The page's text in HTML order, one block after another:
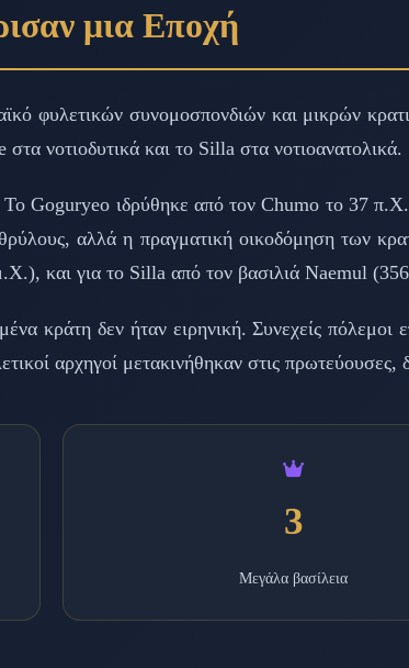
μια Εποχή
φυλετικών συνομοσπονδιών και μικρών
νοτιοδυτικά και το Silla στα νοτιοανατολικά.
Το Goguryeo ιδρύθηκε από τον Chumo το
αλλά η πραγματική οικοδόμηση των
και για το Silla από τον βασιλιά Naemul
κράτη δεν ήταν ειρηνική. Συνεχείς
αρχηγοί μετακινήθηκαν στις πρωτεύουσες,
3
Μεγάλα βασίλεια